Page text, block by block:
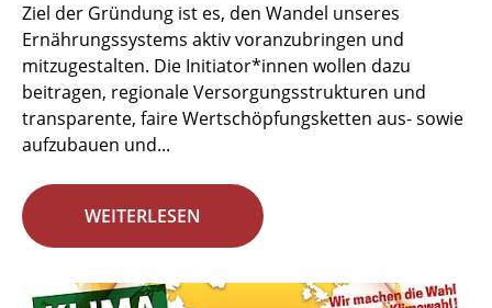
Ziel der Gründung ist es, den Wandel unseres
Ernährungssystems aktiv voranzubringen und
mitzugestalten. Die Initiator*innen wollen dazu
beitragen, regionale Versorgungsstrukturen und
transparente, faire Wertschöpfungsketten aus- sowie
aufzubauen und...
WEITERLESEN